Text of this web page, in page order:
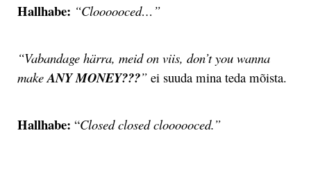
Hallhabe: “Cloooooced…”
“Vabandage härra, meid on viis, don’t you wanna
makeANY MONEY???” ei suuda mina teda mõista.
Hallhabe: “Closed closed cloooooced.”